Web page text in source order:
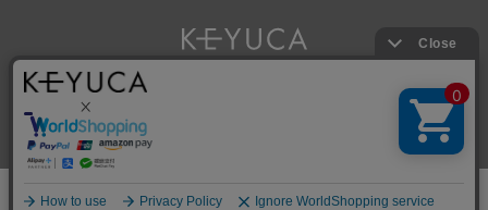
Copyright © KAWAJUN Co., Ltd. All Rights Reserved.